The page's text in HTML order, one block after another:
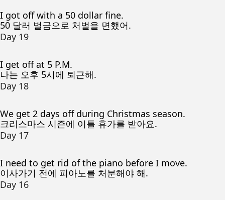
I got off with a 50 dollar fine.
50 달러 벌금으로 처벌을 면했어.
Day 19
I get off at 5 P.M.
나는 오후 5시에 퇴근해.
Day 18
We get 2 days off during Christmas season.
크리스마스 시즌에 이틀 휴가를 받아요.
Day 17
I need to get rid of the piano before I move.
이사가기 전에 피아노를 처분해야 해.
Day 16